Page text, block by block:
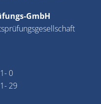
GmbH
0
29